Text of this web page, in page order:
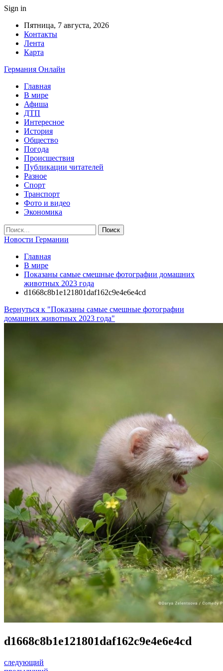
Sign in
Пятница, 7 августа, 2026
Контакты
Лента
Карта
Германия Онлайн
Главная
В мире
Афиша
ДТП
Интересное
История
Общество
Погода
Происшествия
Публикации читателей
Разное
Спорт
Транспорт
Фото и видео
Экономика
Новости Германии
Главная
В мире
Показаны самые смешные фотографии домашних
животных 2023 года
d1668c8b1e121801daf162c9e4e6e4cd
Вернуться к "Показаны самые смешные фотографии
домашних животных 2023 года"
d1668c8b1e121801daf162c9e4e6e4cd
следующий